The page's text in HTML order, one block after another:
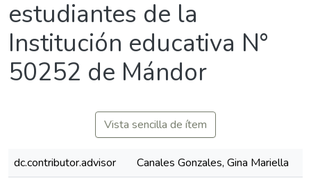
estudiantes de la
Institución educativa N°
50252 de Mándor
Vista sencilla de ítem
dc.contributor.advisor
Canales Gonzales, Gina Mariella